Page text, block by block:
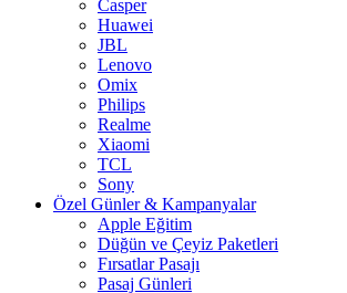
Casper
Huawei
JBL
Lenovo
Omix
Philips
Realme
Xiaomi
TCL
Sony
Özel Günler & Kampanyalar
Apple Eğitim
Düğün ve Çeyiz Paketleri
Fırsatlar Pasajı
Pasaj Günleri